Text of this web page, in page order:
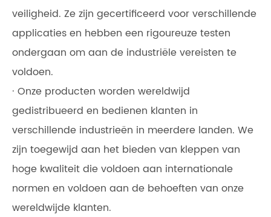
veiligheid. Ze zijn gecertificeerd voor verschillende
applicaties en hebben een rigoureuze testen
ondergaan om aan de industriële vereisten te
voldoen.
· Onze producten worden wereldwijd
gedistribueerd en bedienen klanten in
verschillende industrieën in meerdere landen. We
zijn toegewijd aan het bieden van kleppen van
hoge kwaliteit die voldoen aan internationale
normen en voldoen aan de behoeften van onze
wereldwijde klanten.